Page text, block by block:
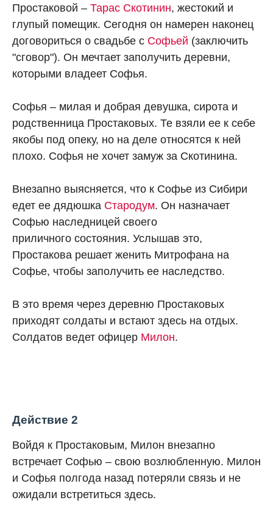
Простаковой – Тарас Скотинин, жестокий и
глупый помещик. Сегодня он намерен наконец
договориться о свадьбе с Софьей (заключить
"сговор"). Он мечтает заполучить деревни,
которыми владеет Софья.
Софья – милая и добрая девушка, сирота и
родственница Простаковых. Те взяли ее к себе
якобы под опеку, но на деле относятся к ней
плохо. Софья не хочет замуж за Скотинина.
Внезапно выясняется, что к Софье из Сибири
едет ее дядюшка Стародум. Он назначает
Софью наследницей своего
приличного состояния. Услышав это,
Простакова решает женить Митрофана на
Софье, чтобы заполучить ее наследство.
В это время через деревню Простаковых
приходят солдаты и встают здесь на отдых.
Солдатов ведет офицер Милон.
Действие 2
Войдя к Простаковым, Милон внезапно
встречает Софью – свою возлюбленную. Милон
и Софья полгода назад потеряли связь и не
ожидали встретиться здесь.